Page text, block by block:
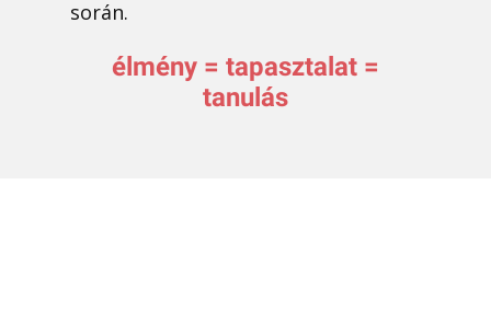
során.
élmény = tapasztalat =
tanulás